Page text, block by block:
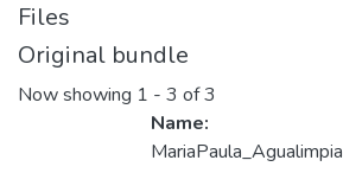
Files
Original bundle
Now showing 1 - 3 of 3
Name: